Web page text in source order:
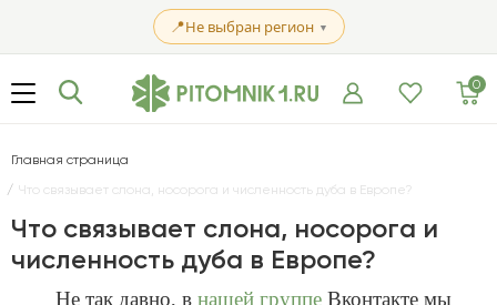
📍Не выбран регион ▼
0
Главная страница
Что связывает слона, носорога и численность дуба в Европе?
Что связывает слона, носорога и
численность дуба в Европе?
Не так давно, в нашей группе Вконтакте мы